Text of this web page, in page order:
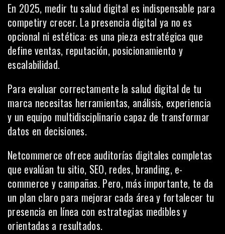
En 2025, medir tu salud digital es indispensable para
competiry crecer. La presencia digital ya no es
opcional ni estética: es una pieza estratégica que
define ventas, reputación, posicionamiento y
escalabilidad.
Para evaluar correctamente la salud digital de tu
marca necesitas herramientas, análisis, experiencia
y un equipo multidisciplinario capaz de transformar
datos en decisiones.
Netcommerce ofrece auditorías digitales completas
que evalúan tu sitio, SEO, redes, branding, e-
commerce y campañas. Pero, más importante, te da
un plan claro para mejorar cada área y fortalecer tu
presencia en línea con estrategias medibles y
orientadas a resultados.